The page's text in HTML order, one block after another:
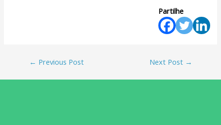
Partilhe
Post
← Previous Post Next Post →